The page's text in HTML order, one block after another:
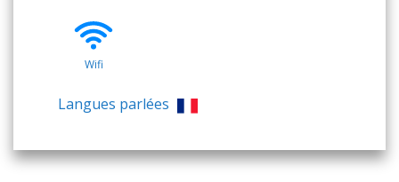
Wifi
Langues parlées